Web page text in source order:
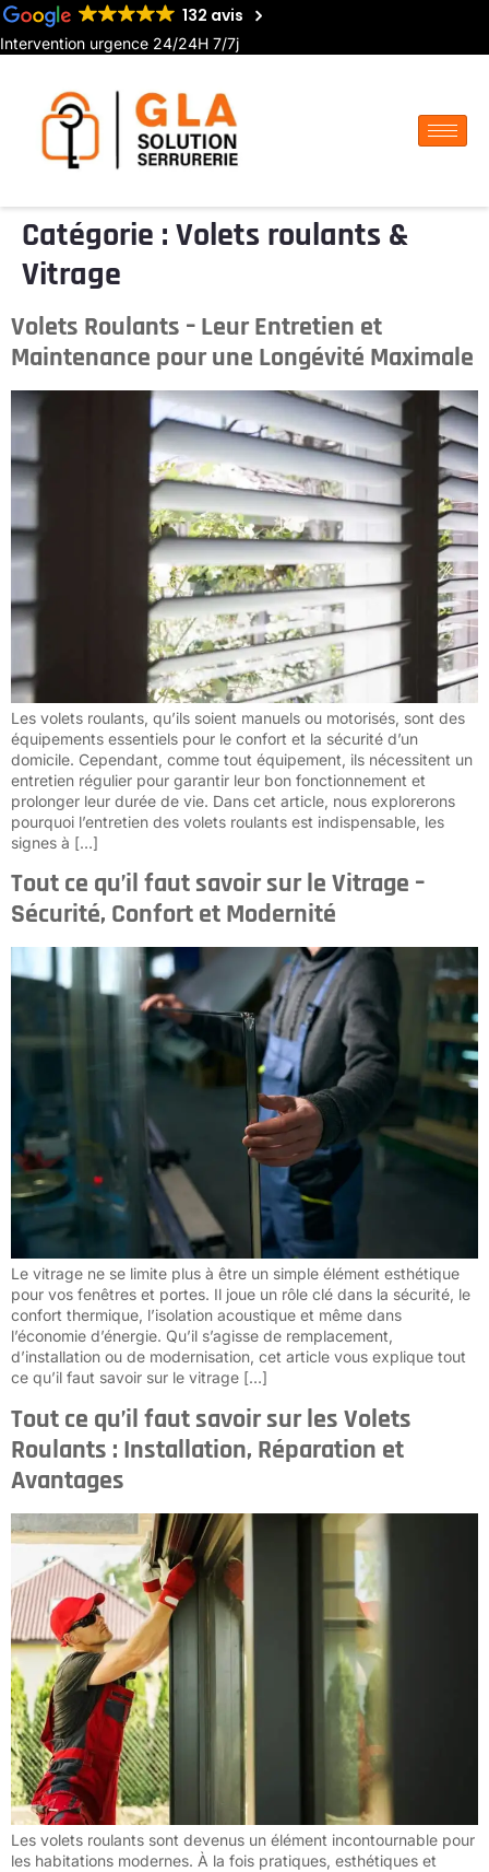
132 avis
Intervention urgence 24/24H 7/7j
Catégorie : Volets roulants &
Vitrage
Volets Roulants – Leur Entretien et
Maintenance pour une Longévité Maximale
Les volets roulants, qu’ils soient manuels ou motorisés, sont des
équipements essentiels pour le confort et la sécurité d’un
domicile. Cependant, comme tout équipement, ils nécessitent un
entretien régulier pour garantir leur bon fonctionnement et
prolonger leur durée de vie. Dans cet article, nous explorerons
pourquoi l’entretien des volets roulants est indispensable, les
signes à […]
Tout ce qu’il faut savoir sur le Vitrage –
Sécurité, Confort et Modernité
Le vitrage ne se limite plus à être un simple élément esthétique
pour vos fenêtres et portes. Il joue un rôle clé dans la sécurité, le
confort thermique, l’isolation acoustique et même dans
l’économie d’énergie. Qu’il s’agisse de remplacement,
d’installation ou de modernisation, cet article vous explique tout
ce qu’il faut savoir sur le vitrage […]
Tout ce qu’il faut savoir sur les Volets
Roulants : Installation, Réparation et
Avantages
Les volets roulants sont devenus un élément incontournable pour
les habitations modernes. À la fois pratiques, esthétiques et